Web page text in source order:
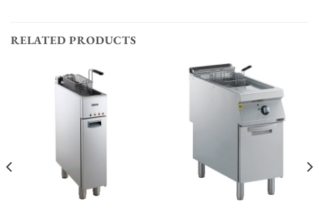
RELATED PRODUCTS